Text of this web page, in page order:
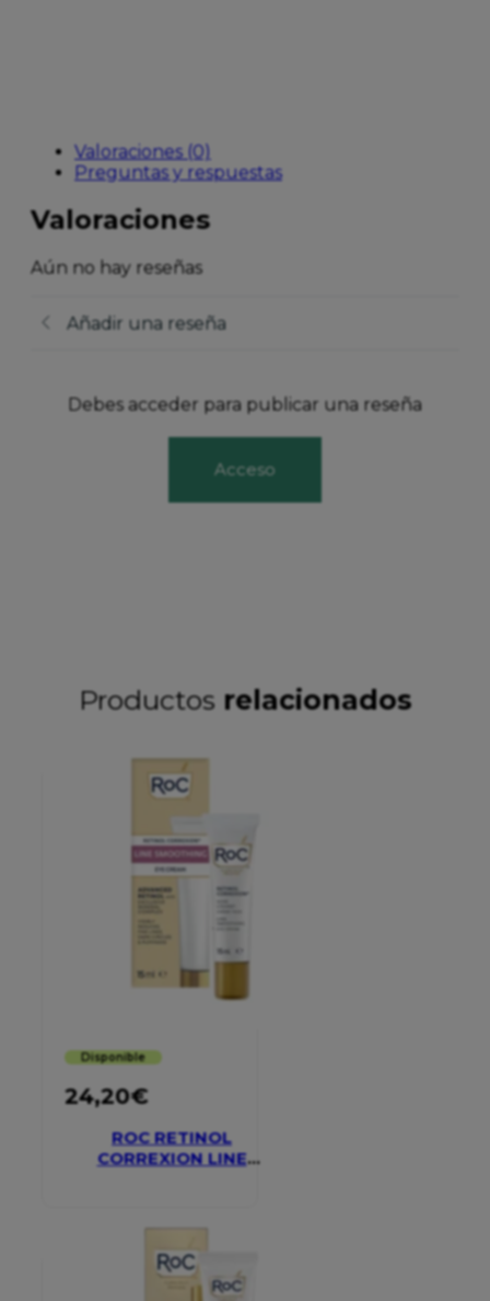
Valoraciones (0)
Preguntas y respuestas
Valoraciones
Aún no hay reseñas
Añadir una reseña
Debes acceder para publicar una reseña
Acceso
Productos relacionados
Disponible
24,20€
ROC RETINOL
CORREXION LINE